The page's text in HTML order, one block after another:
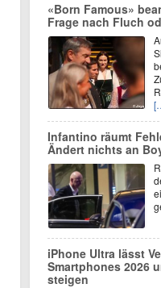
«Born Famous»
Frage nach Fluch
Infantino räumt
Ändert nichts an
iPhone Ultra lässt
Smartphones 2026
steigen